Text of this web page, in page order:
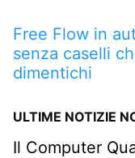
Free Flow in
senza caselli
dimentichi
ULTIME NOTIZIE
Il Computer